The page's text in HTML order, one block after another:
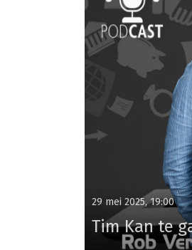
29 mei 2025, 19:00
Tim Kan te